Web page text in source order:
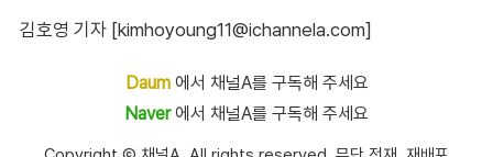
김호영 기자 [kimhoyoung11@ichannela.com]
Daum에서 채널A를 구독해 주세요
Naver에서 채널A를 구독해 주세요